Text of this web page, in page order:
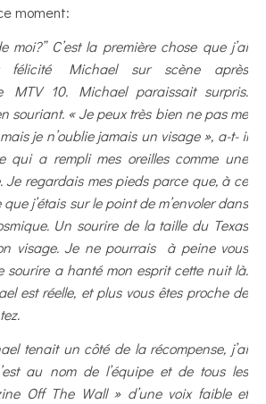
moment:
moi?” C’est la première chose que j’ai
félicité Michael sur scène après
MTV 10. Michael paraissait surpris.
souriant. « Je peux très bien ne pas me
je n’oublie jamais un visage », a-t- il
qui a rempli mes oreilles comme une
Je regardais mes pieds parce que, à ce
que j’étais sur le point de m’envoler dans
Un sourire de la taille du Texas
visage. Je ne pourrais à peine vous
sourire a hanté mon esprit cette nuit là.
est réelle, et plus vous êtes proche de
tenait un côté de la récompense, j’ai
au nom de l’équipe et de tous les
Off The Wall » d’une voix faible et